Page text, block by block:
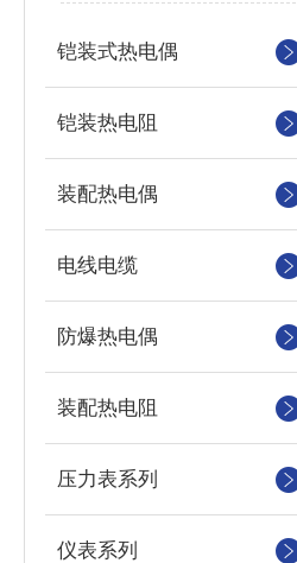
铠装式热电偶
铠装热电阻
装配热电偶
电线电缆
防爆热电偶
装配热电阻
压力表系列
仪表系列